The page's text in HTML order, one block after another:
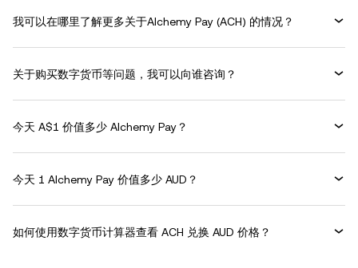
我可以在哪里了解更多关于Alchemy Pay (ACH) 的情况？
关于购买数字货币等问题，我可以向谁咨询？
今天 A$1 价值多少 Alchemy Pay？
今天 1 Alchemy Pay 价值多少 AUD？
如何使用数字货币计算器查看 ACH 兑换 AUD 价格？